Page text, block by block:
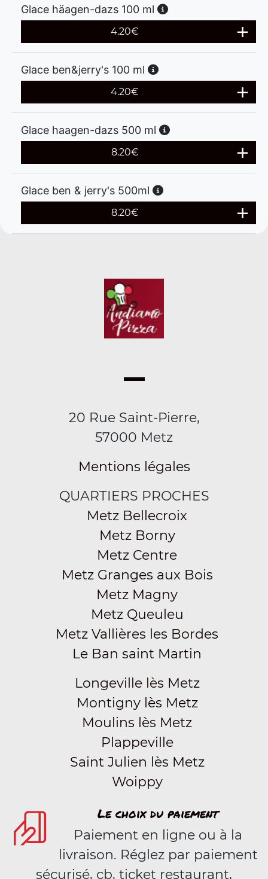
Glace häagen-dazs 100 ml
4.20€
Glace ben&jerry's 100 ml
4.20€
Glace haagen-dazs 500 ml
8.20€
Glace ben & jerry's 500ml
8.20€
20 Rue Saint-Pierre,
57000 Metz
Mentions légales
QUARTIERS PROCHES
Metz Bellecroix
Metz Borny
Metz Centre
Metz Granges aux Bois
Metz Magny
Metz Queuleu
Metz Vallières les Bordes
Le Ban saint Martin
Longeville lès Metz
Montigny lès Metz
Moulins lès Metz
Plappeville
Saint Julien lès Metz
Woippy
Le choix du paiement
Paiement en ligne ou à la
livraison. Réglez par paiement
sécurisé, cb, ticket restaurant,